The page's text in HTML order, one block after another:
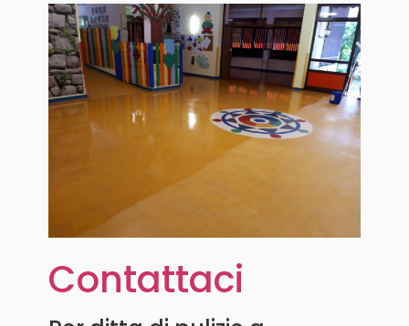
Contattaci